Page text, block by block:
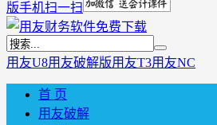
版手机扫一扫
用友U8用友破解版用友T3用友NC
首 页
用友破解